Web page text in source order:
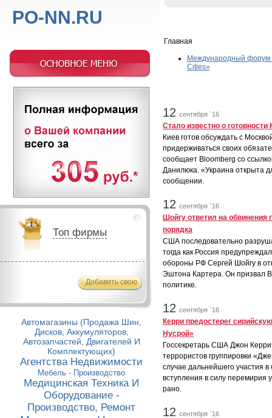
Главная
Международный форум
Cities»
12 сентября `16
Стало известно о
Киев готов обсуждать с
придерживаться своих
сообщает Bloomberg со
Данилюка. «Украина открыта
сообщении.
12 сентября `16
Шойгу ответил на обвинения
порядка
США последовательно
тогда как Россия
обороны РФ Сергей Шойгу в
Эштона Картера. Он призвал
политике.
12 сентября `16
Керри предостерег
Нусрой»
Госсекретарь США Джон
террористов группировки
случае дальнейшего участия
вступления в силу перемирия
рано.
12 сентября `16
PO-NN.RU
Топ фирмы
Добавить свою
Автомагазины (Продажа Шин,
Дисков, Аккумуляторов,
Автозапчастей, Двигателей И
Комплектующих)
Агентства Недвижимости
Мебель - Производство
Медицинская Техника И
Оборудование -
Производство, Ремонт